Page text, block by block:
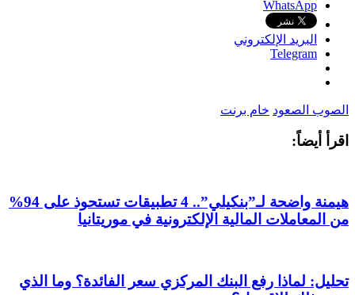
WhatsApp
البريد الإلكتروني
Telegram
الصوب الصعود خام برنت
اقرأ أيضاً:
هيمنة واضحة لـ”بنكيلي”.. 4 تطبيقات تستحوذ على 94%
من المعاملات المالية الإلكترونية في موريتانيا
تحليل: لماذا رفع البنك المركزي سعر الفائدة؟ وما الذي